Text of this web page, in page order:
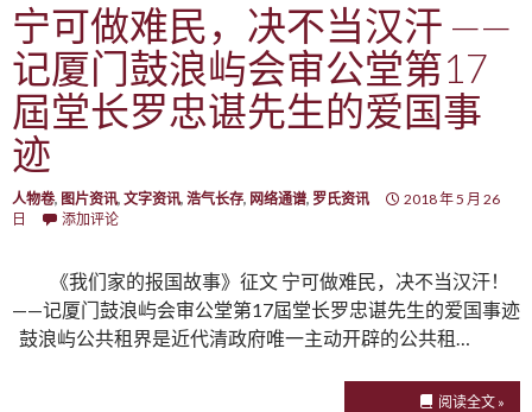
宁可做难民，决不当汉汗 ——
记厦门鼓浪屿会审公堂第17
屆堂长罗忠谌先生的爱国事
迹
人物卷, 图片资讯, 文字资讯, 浩气长存, 网络通谱, 罗氏资讯
2018 年 5 月 26
日
添加评论
《我们家的报国故事》征文 宁可做难民，决不当汉汗！
——记厦门鼓浪屿会审公堂第17屆堂长罗忠谌先生的爱国事迹
鼓浪屿公共租界是近代清政府唯一主动开辟的公共租…
阅读全文 »